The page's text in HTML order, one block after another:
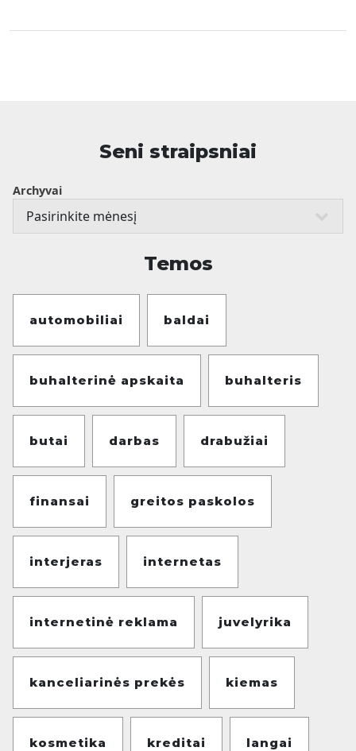
Seni straipsniai
Archyvai
Temos
automobiliai baldai
buhalterinė apskaita buhalteris
butai darbas drabužiai
finansai greitos paskolos
interjeras internetas
internetinė reklama juvelyrika
kanceliarinės prekės kiemas
kosmetika kreditai langai